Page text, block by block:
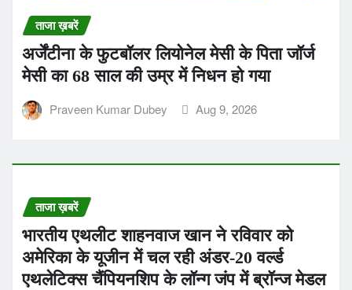
ताजा ख़बरें
अर्जेंटीना के फुटबॉलर लियोनेल मेसी के पिता जॉर्ज
मेसी का 68 साल की उम्र में निधन हो गया
Praveen Kumar Dubey Aug 9, 2026
ताजा ख़बरें
भारतीय एथलीट शाहनवाज खान ने रविवार को
अमेरिका के यूजीन में चल रही अंडर-20 वर्ल्ड
एथलेटिक्स चैंपियनशिप के लॉन्ग जंप में ब्रॉन्ज मेडल